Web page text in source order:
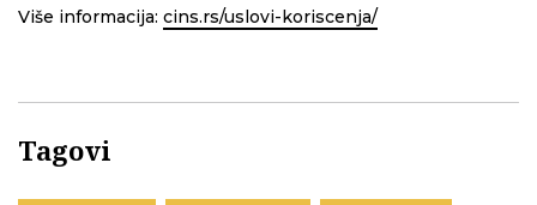
Više informacija: cins.rs/uslovi-koriscenja/
Tagovi